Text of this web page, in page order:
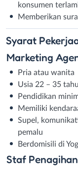
konsumen
Memberikan
Syarat
Marketing
Pria atau wanita
Usia 22 – 35
Pendidikan
Memiliki
Supel,
pemalu
Berdomisili di
Staf Penagihan